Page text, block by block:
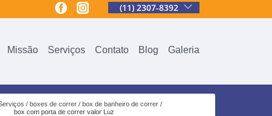
(11) 2307-8392
Missão Serviços Contato Blog Galeria
boxes de correr
box de banheiro de correr
box com porta de correr valor Luz